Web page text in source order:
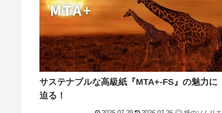
サステナブルな高級紙『MTA+-FS』の魅力に
迫る！